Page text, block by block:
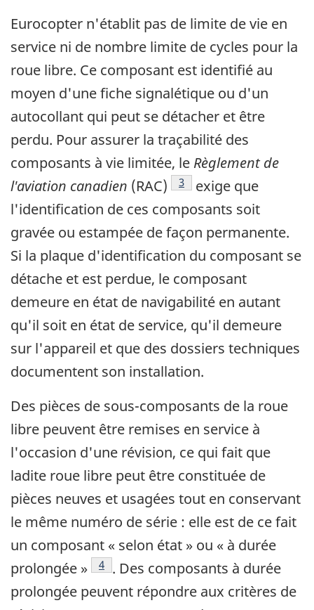
Eurocopter n'établit pas de limite de vie en
service ni de nombre limite de cycles pour la
roue libre. Ce composant est identifié au
moyen d'une fiche signalétique ou d'un
autocollant qui peut se détacher et être
perdu. Pour assurer la traçabilité des
composants à vie limitée, le Règlement de
l'aviation canadien (RAC) Note de bas de page
3
exige que
l'identification de ces composants soit
gravée ou estampée de façon permanente.
Si la plaque d'identification du composant se
détache et est perdue, le composant
demeure en état de navigabilité en autant
qu'il soit en état de service, qu'il demeure
sur l'appareil et que des dossiers techniques
documentent son installation.
Des pièces de sous-composants de la roue
libre peuvent être remises en service à
l'occasion d'une révision, ce qui fait que
ladite roue libre peut être constituée de
pièces neuves et usagées tout en conservant
le même numéro de série : elle est de ce fait
un composant « selon état » ou « à durée
prolongée »
Note de bas de page
4 . Des composants à durée
prolongée peuvent répondre aux critères de